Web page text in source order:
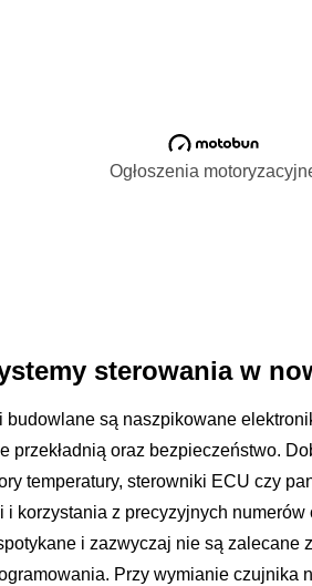
Ogłoszenia
sterowania w
budowlane są naszpikowane
przekładnią oraz bezpieczeństwo.
temperatury, sterowniki ECU czy
korzystania z precyzyjnych
i zazwyczaj nie są zalecane
Przy wymianie czujnika